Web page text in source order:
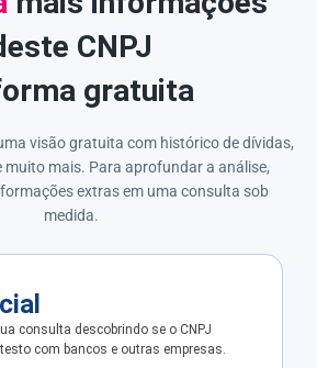
CNPJ
gratuita
visão gratuita com histórico de dívidas,
mais. Para aprofundar a análise,
extras em uma consulta sob
medida.
consulta descobrindo se o CNPJ
com bancos e outras empresas.